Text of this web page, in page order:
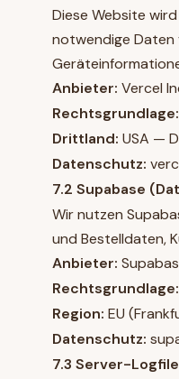
Diese Website
notwendige Daten
Anbieter: Vercel
Rechtsgrundlage:
Drittland: USA —
Datenschutz:
7.2 Supabase
Wir nutzen
und Bestelldaten,
Anbieter:
Rechtsgrundlage:
Region: EU
Datenschutz:
7.3 Server-